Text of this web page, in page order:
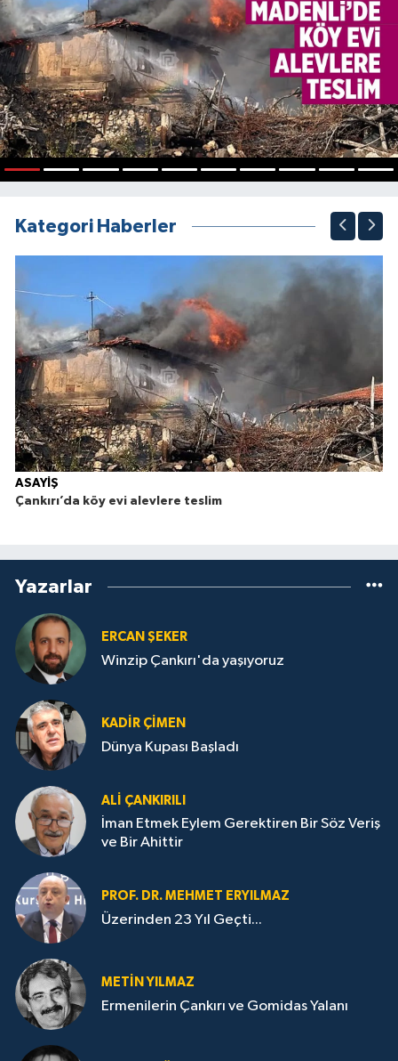
Kategori Haberler
ASAYİŞ
Çankırı’da köy evi alevlere teslim
Yazarlar
ERCAN ŞEKER
Winzip Çankırı'da yaşıyoruz
KADIR ÇIMEN
Dünya Kupası Başladı
ALI ÇANKIRILI
İman Etmek Eylem Gerektiren Bir Söz Veriş
ve Bir Ahittir
PROF. DR. MEHMET ERYILMAZ
Üzerinden 23 Yıl Geçti...
METIN YILMAZ
Ermenilerin Çankırı ve Gomidas Yalanı